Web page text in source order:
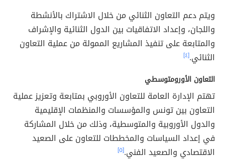
ويتم دعم التعاون الثنائي من خلال الاشتراك بالأنشطة
واللجان، وإعداد الاتفاقيات بين الدول الثنائية والإشراف
والمتابعة على تنفيذ المشاريع الممولة من عملية التعاون
الثنائي.[٤]
التعاون الأورومتوسطي
تهتم الإدارة العامة للتعاون الأوروبي بمتابعة وتعزيز عملية
التعاون بين تونس والمؤسسات والمنظمات الإقليمية
والدول الأوروبية والمتوسطية، وذلك من خلال المشاركة
في إعداد السياسات والمخططات للتعاون على الصعيد
الاقتصادي والصعيد الفني.[٥]